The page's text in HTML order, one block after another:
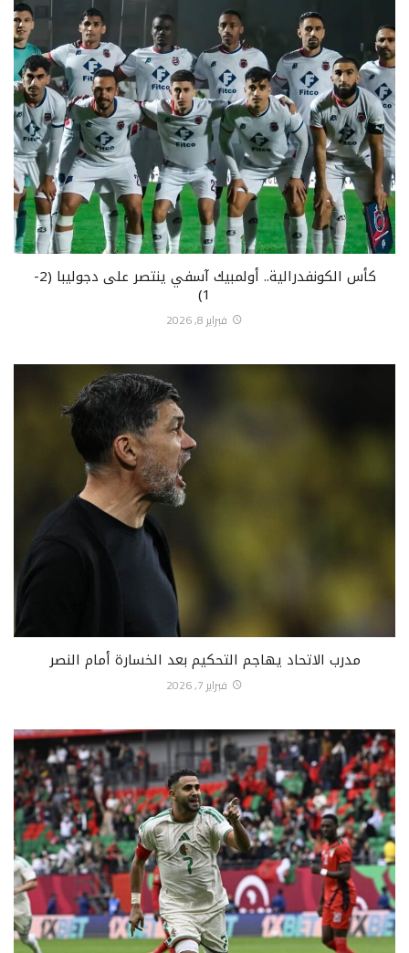
كأس الكونفدرالية.. أولمبيك آسفي ينتصر على دجوليبا (2-
1)
فبراير 8, 2026
مدرب الاتحاد يهاجم التحكيم بعد الخسارة أمام النصر
فبراير 7, 2026